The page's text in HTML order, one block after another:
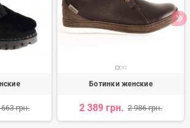
грн.
Ботинки женские
2 389 грн. 2 986 грн.